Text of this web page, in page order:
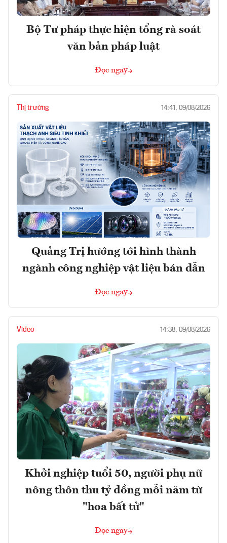
Bộ Tư pháp thực hiện tổng rà soát
văn bản pháp luật
Đọc ngay
Thị trường 14:41, 09/08/2026
Quảng Trị hướng tới hình thành
ngành công nghiệp vật liệu bán dẫn
Đọc ngay
Video 14:38, 09/08/2026
Khởi nghiệp tuổi 50, người phụ nữ
nông thôn thu tỷ đồng mỗi năm từ
"hoa bất tử"
Đọc ngay